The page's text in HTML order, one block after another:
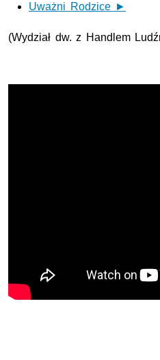
Uważni Rodzice ►
(Wydział dw. z Handlem